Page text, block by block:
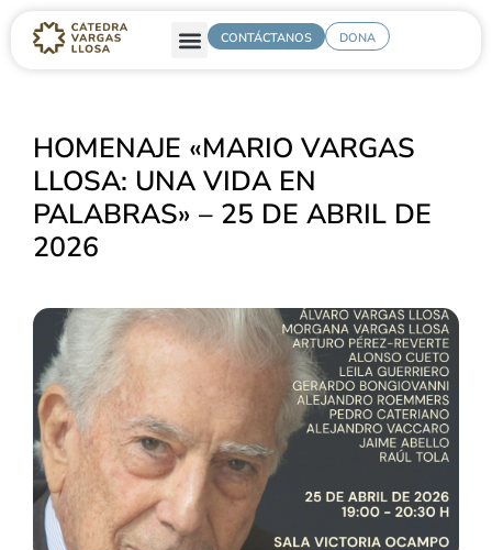
CONTÁCTANOS DONA
HOMENAJE «MARIO VARGAS
LLOSA: UNA VIDA EN
PALABRAS» – 25 DE ABRIL DE
2026